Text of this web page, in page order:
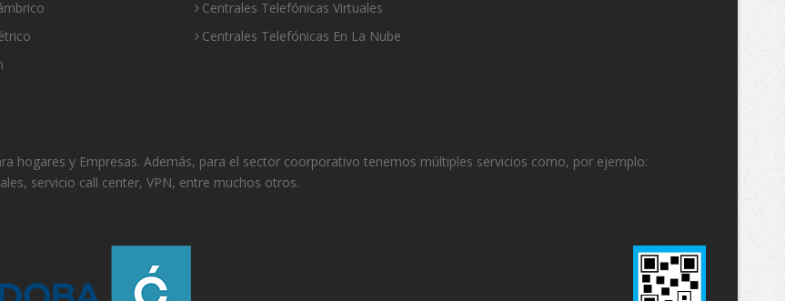
Centrales Telefónicas Virtuales
Centrales Telefónicas En La Nube
hogares y Empresas. Además, para el sector coorporativo tenemos múltiples servicios como, por ejemplo:
servicio call center, VPN, entre muchos otros.